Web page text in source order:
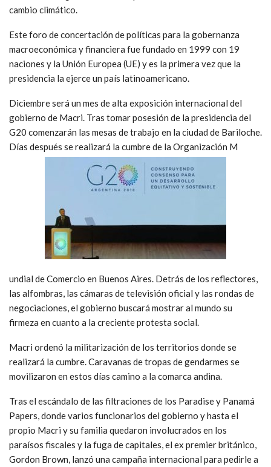
cambio climático.
Este foro de concertación de políticas para la gobernanza
macroeconómica y financiera fue fundado en 1999 con 19
naciones y la Unión Europea (UE) y es la primera vez que la
presidencia la ejerce un país latinoamericano.
Diciembre será un mes de alta exposición internacional del
gobierno de Macri. Tras tomar posesión de la presidencia del
G20 comenzarán las mesas de trabajo en la ciudad de Bariloche.
Días después se realizará la cumbre de la Organización M
undial de Comercio en Buenos Aires. Detrás de los reflectores,
las alfombras, las cámaras de televisión oficial y las rondas de
negociaciones, el gobierno buscará mostrar al mundo su
firmeza en cuanto a la creciente protesta social.
Macri ordenó la militarización de los territorios donde se
realizará la cumbre. Caravanas de tropas de gendarmes se
movilizaron en estos días camino a la comarca andina.
Tras el escándalo de las filtraciones de los Paradise y Panamá
Papers, donde varios funcionarios del gobierno y hasta el
propio Macri y su familia quedaron involucrados en los
paraísos fiscales y la fuga de capitales, el ex premier británico,
Gordon Brown, lanzó una campaña internacional para pedirle a